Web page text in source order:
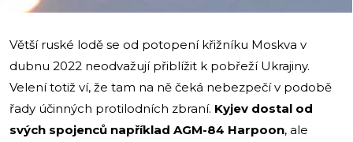
Větší ruské lodě se od potopení křižníku Moskva v
dubnu 2022 neodvažují přiblížit k pobřeží Ukrajiny.
Velení totiž ví, že tam na ně čeká nebezpečí v podobě
řady účinných protilodních zbraní. Kyjev dostal od
svých spojenců například AGM-84 Harpoon, ale